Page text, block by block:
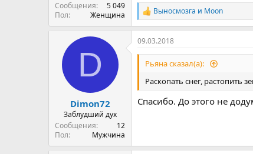
Сообщения
5 049
Пол
Женщина
Р
е
а
к
ц
и
Выносмозга и Moon
D
Dimon72
Заблудший дух
Сообщения
12
Пол
Мужчина
09.03.2018
Рьяна сказал(а):
Раскопать снег, растопить
Спасибо. До этого не